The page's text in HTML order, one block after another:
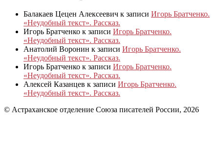
Балакаев Цецен Алексеевич к записи Игорь Братченко.
«Неудобный текст». Рассказ.
Игорь Братченко к записи Игорь Братченко.
«Неудобный текст». Рассказ.
Анатолий Воронин к записи Игорь Братченко.
«Неудобный текст». Рассказ.
Игорь Братченко к записи Игорь Братченко.
«Неудобный текст». Рассказ.
Алексей Казанцев к записи Игорь Братченко.
«Неудобный текст». Рассказ.
© Астраханское отделение Союза писателей России, 2026